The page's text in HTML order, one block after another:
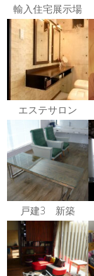
輸入住宅展示場
エステサロン
戸建3 新築